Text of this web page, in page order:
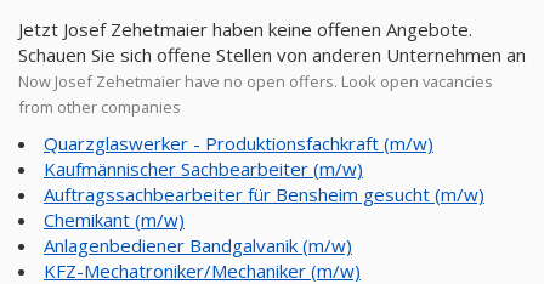
Jetzt Josef Zehetmaier haben keine offenen Angebote.
Schauen Sie sich offene Stellen von anderen Unternehmen an
Now Josef Zehetmaier have no open offers. Look open vacancies
from other companies
Quarzglaswerker - Produktionsfachkraft (m/w)
Kaufmännischer Sachbearbeiter (m/w)
Auftragssachbearbeiter für Bensheim gesucht (m/w)
Chemikant (m/w)
Anlagenbediener Bandgalvanik (m/w)
KFZ-Mechatroniker/Mechaniker (m/w)